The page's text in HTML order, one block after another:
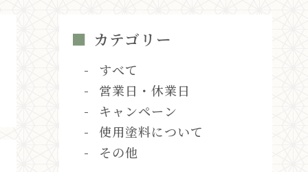
カテゴリー
すべて
営業日・休業日
キャンペーン
使用塗料について
その他